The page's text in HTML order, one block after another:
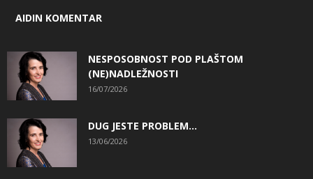
AIDIN KOMENTAR
NESPOSOBNOST POD PLAŠTOM
(NE)NADLEŽNOSTI
16/07/2026
DUG JESTE PROBLEM…
13/06/2026